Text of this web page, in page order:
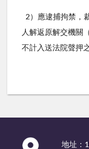
2）應逮捕拘禁，
人解返原解交機關
不計入送法院聲押
地址：